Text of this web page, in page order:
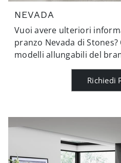
NEVADA
Vuoi avere ulteriori
pranzo Nevada di
modelli allungabili del
Richiedi